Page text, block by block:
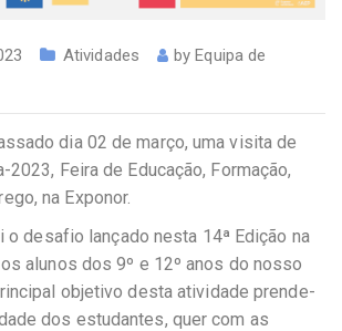
Atividades by Equipa de
dia 02 de março, uma visita de
Feira de Educação, Formação,
na Exponor.
o desafio lançado nesta 14ª Edição na
alunos dos 9º e 12º anos do nosso
objetivo desta atividade prende-
dos estudantes, quer com as